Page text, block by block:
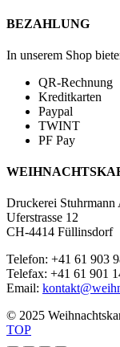
BEZAHLUNG
In unserem Shop
QR-Rechnung
Kreditkarten
Paypal
TWINT
PF Pay
Druckerei Stuhrmann
Uferstrasse 12
CH-4414 Füllinsdorf
Telefon: +41 61 903
Telefax: +41 61 901
Email:
© 2025
TOP